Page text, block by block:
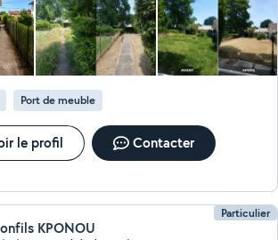
Port de meuble
le profil Contacter
Particulier
KPONOU